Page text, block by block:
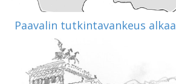
Paavalin tutkintavankeus alkaa